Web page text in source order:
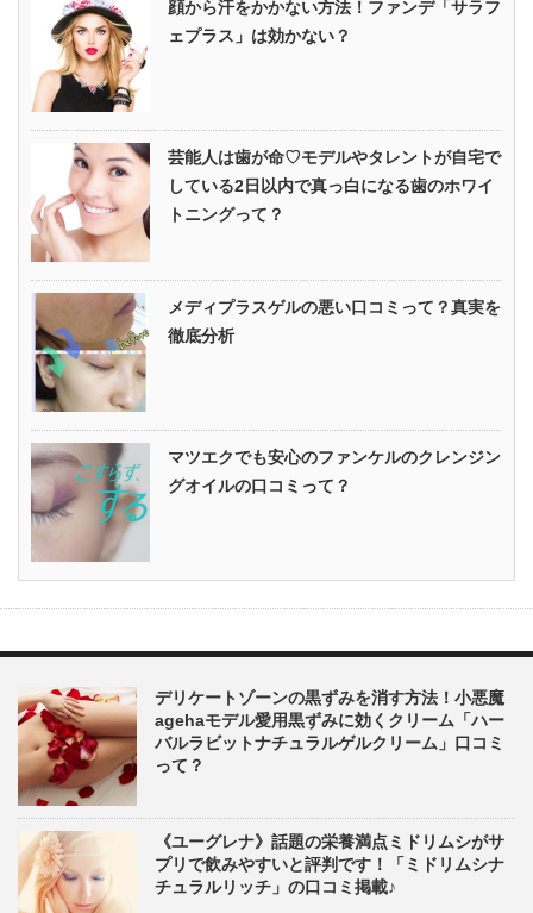
顔から汗をかかない方法！ファンデ「サラフ
ェプラス」は効かない？
芸能人は歯が命♡モデルやタレントが自宅で
している2日以内で真っ白になる歯のホワイ
トニングって？
メディプラスゲルの悪い口コミって？真実を
徹底分析
マツエクでも安心のファンケルのクレンジン
グオイルの口コミって？
デリケートゾーンの黒ずみを消す方法！小悪魔
agehaモデル愛用黒ずみに効くクリーム「ハー
バルラビットナチュラルゲルクリーム」口コミ
って？
《ユーグレナ》話題の栄養満点ミドリムシがサ
プリで飲みやすいと評判です！「ミドリムシナ
チュラルリッチ」の口コミ掲載♪